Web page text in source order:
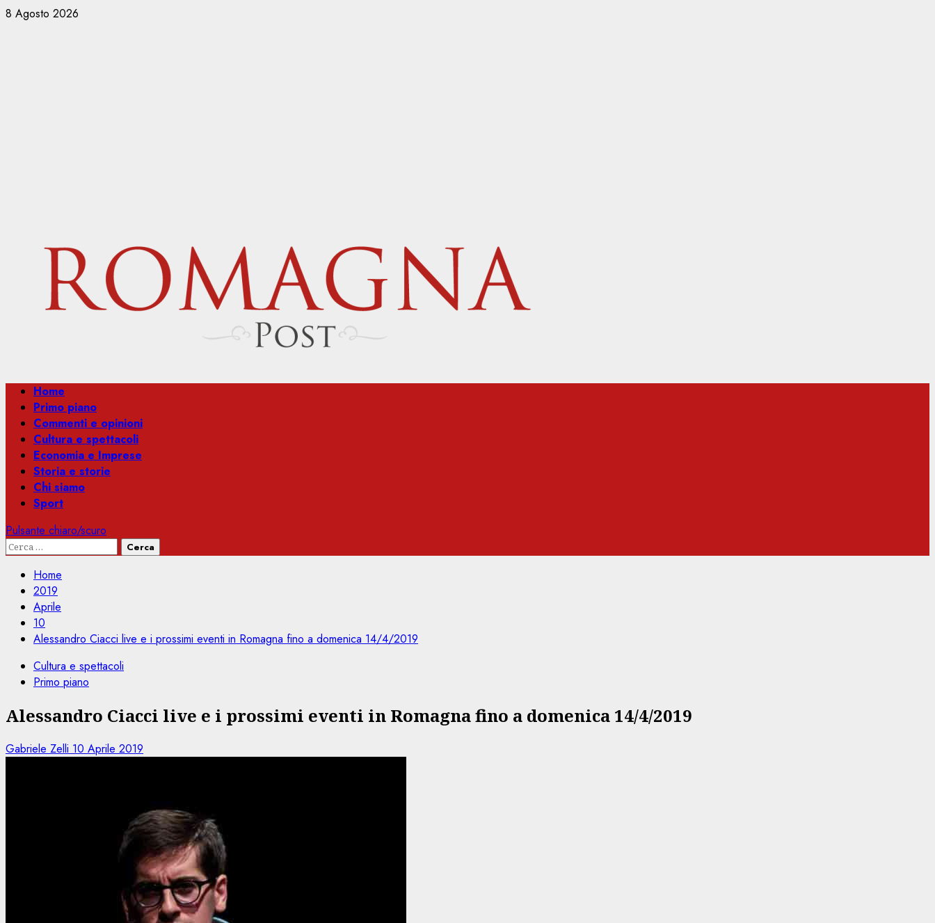
Vai
8 Agosto 2026
Menu
principale
Home
Primo piano
Commenti e opinioni
Cultura e spettacoli
Economia e Imprese
Storia e storie
Chi siamo
Sport
Pulsante chiaro/scuro
Ricerca
Home
2019
Aprile
10
Alessandro Ciacci live e i prossimi eventi in Romagna fino a domenica 14/4/2019
Cultura e spettacoli
Primo piano
Alessandro Ciacci live e i prossimi eventi in Romagna fino a domenica 14/4/2019
Gabriele Zelli 10 Aprile 2019